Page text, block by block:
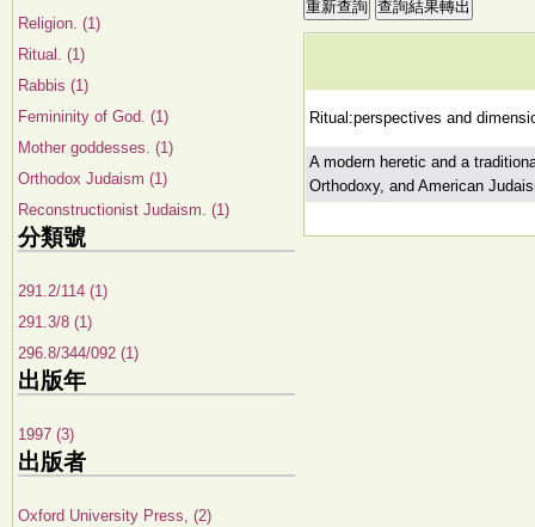
Religion. (1)
Ritual. (1)
Rabbis (1)
Femininity of God. (1)
Mother goddesses. (1)
Orthodox Judaism (1)
Reconstructionist Judaism. (1)
分類號
291.2/114 (1)
291.3/8 (1)
296.8/344/092 (1)
出版年
1997 (3)
出版者
Oxford University Press, (2)
Ritual:perspectives and
A modern heretic and a
Orthodoxy, and American